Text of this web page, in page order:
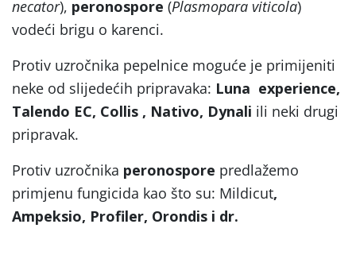
necator), peronospore (Plasmopara viticola)
vodeći brigu o karenci.
Protiv uzročnika pepelnice moguće je primijeniti
neke od slijedećih pripravaka: Luna experience,
Talendo EC, Collis , Nativo, Dynali ili neki drugi
pripravak.
Protiv uzročnika peronospore predlažemo
primjenu fungicida kao što su: Mildicut,
Ampeksio, Profiler, Orondis i dr.